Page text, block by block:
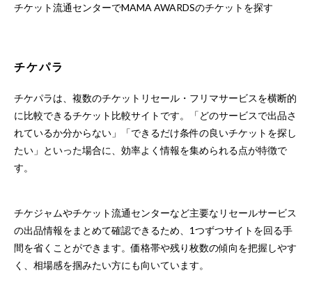
チケット流通センターでMAMA AWARDSのチケットを探す
チケパラ
チケパラは、複数のチケットリセール・フリマサービスを横断的
に比較できるチケット比較サイトです。「どのサービスで出品さ
れているか分からない」「できるだけ条件の良いチケットを探し
たい」といった場合に、効率よく情報を集められる点が特徴で
す。
チケジャムやチケット流通センターなど主要なリセールサービス
の出品情報をまとめて確認できるため、1つずつサイトを回る手
間を省くことができます。価格帯や残り枚数の傾向を把握しやす
く、相場感を掴みたい方にも向いています。